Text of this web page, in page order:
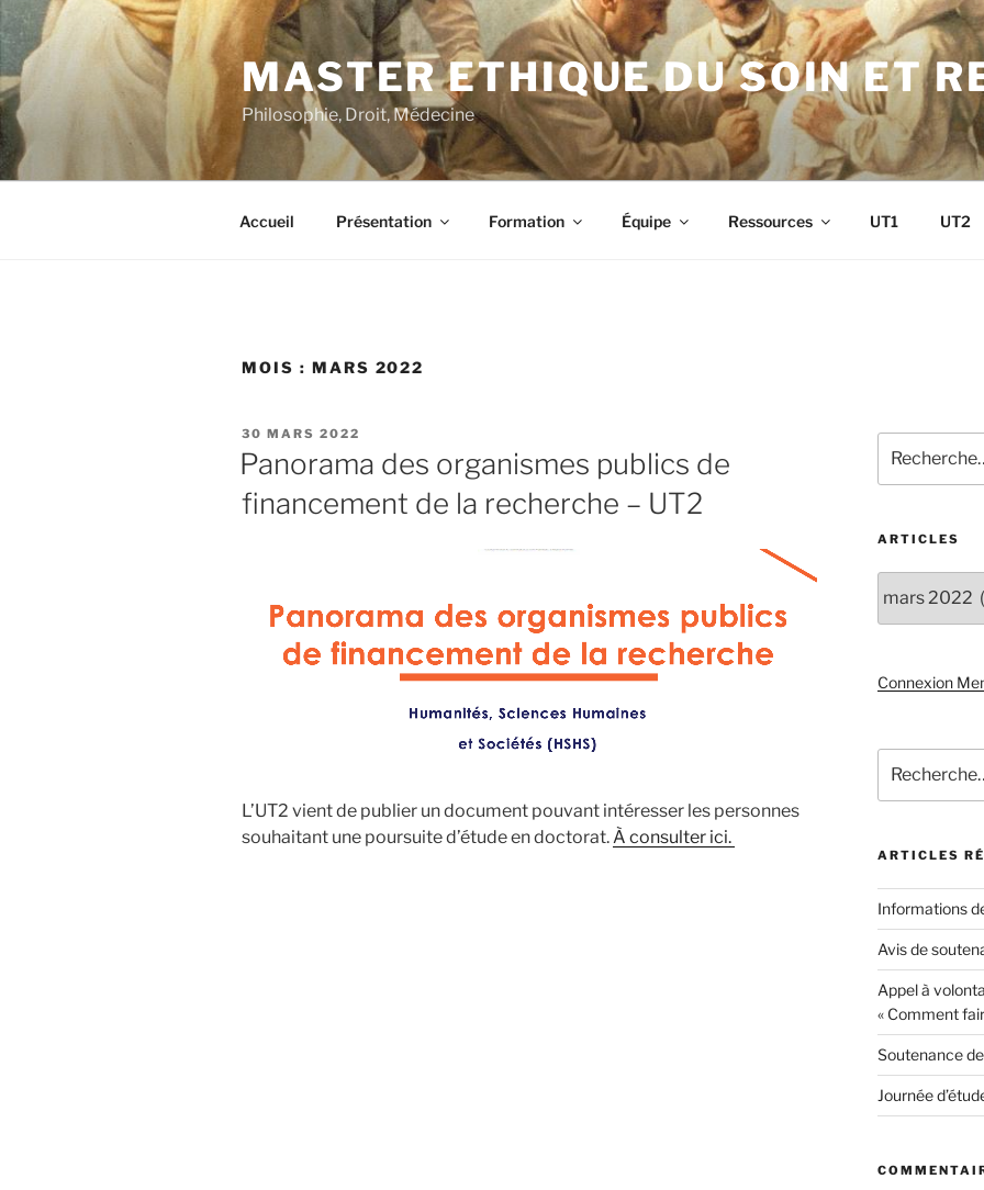
Aller
au
contenu
principal
MASTER ETHIQUE DU SOIN ET
Philosophie, Droit, Médecine
Accueil Présentation Formation Équipe Ressources UT1 UT2
MOIS : MARS 2022
PUBLIÉ
LE
30 MARS 2022
Panorama des organismes publics de
financement de la recherche – UT2
L’UT2 vient de publier un document pouvant intéresser les personnes
souhaitant une poursuite d’étude en doctorat. À consulter ici.
pour
:
ARTICLES
Connexion
pour
:
ARTICLES
Informations
Avis de
Appel à
« Comment
Soutenance
Journée